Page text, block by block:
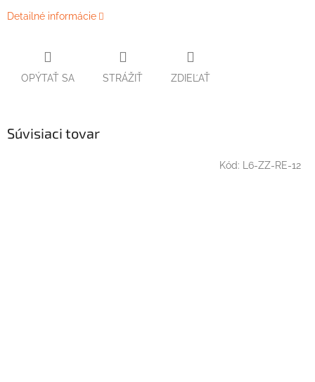
Detailné informácie
OPÝTAŤ SA STRÁŽIŤ ZDIEĽAŤ
Súvisiaci tovar
Kód: L6-ZZ-RE-12